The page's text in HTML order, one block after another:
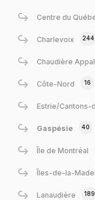
Centre du
Charlevoix 244
Chaudière
Côte-Nord 16
Estrie/Cantons-
Gaspésie 40
Île de Montréal
Îles-de-la-
Lanaudière 189